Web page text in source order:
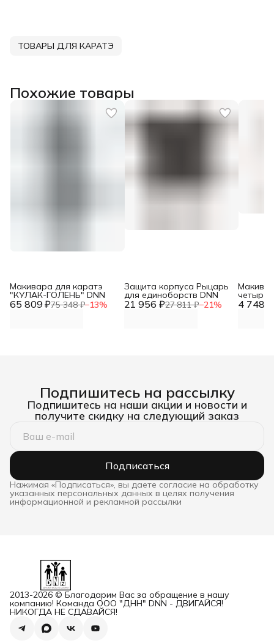
ТОВАРЫ ДЛЯ КАРАТЭ
Похожие товары
65 809 ₽75 348 ₽−13%
Макивара для каратэ
"КУЛАК-ГОЛЕНЬ" DNN
21 956 ₽27 811 ₽−21%
Защита корпуса Рыцарь
для единоборств DNN
4 748 ₽
DNN
Подпишитесь на рассылку
Подпишитесь на наши акции и новости и
получите скидку на следующий заказ
Подписаться
Нажимая «Подписаться», вы даете согласие на обработку
указанных персональных данных в целях получения
информационной и рекламной рассылки
2013-2026 © Благодарим Вас за обращение в нашу
компанию! Команда ООО "ДНН" DNN - ДВИГАЙСЯ!
НИКОГДА НЕ СДАВАЙСЯ!